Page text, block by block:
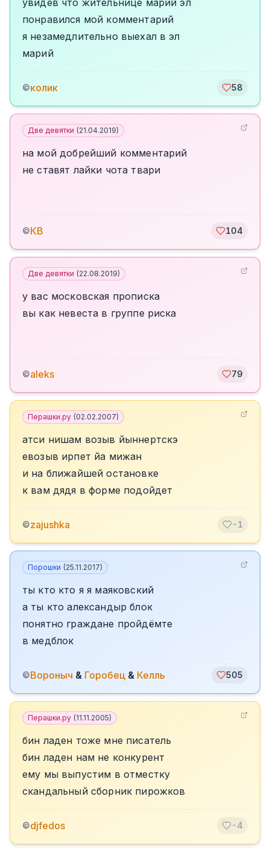
увидев что жительнице марий эл
понравился мой комментарий
я незамедлительно выехал в эл
марий
©колик 58
Две девятки (21.04.2019)
на мой добрейший комментарий
не ставят лайки чота твари
©КВ 104
Две девятки (22.08.2019)
у вас московская прописка
вы как невеста в группе риска
©aleks 79
Перашки.ру (02.02.2007)
атси нишам возыв йыннертскэ
евозыв ирпет йа мижан
и на ближайшей остановке
к вам дядя в форме подойдет
©zajushka -1
Порошки (25.11.2017)
ты кто кто я я маяковский
а ты кто александыр блок
понятно граждане пройдёмте
в медблок
©Вороныч & Горобец & Келль 505
Перашки.ру (11.11.2005)
бин ладен тоже мне писатель
бин ладен нам не конкурент
ему мы выпустим в отместку
скандальный сборник пирожков
©djfedos -4